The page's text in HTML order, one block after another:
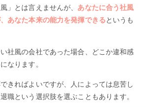
」とは言えませんが、 あなたに合う社風
あなた本来の能力を発揮できるというも
社風の会社であった場合、どこか違和感
なります。
きればよいですが、人によっては息苦し
職という選択肢を選ぶこともあります。